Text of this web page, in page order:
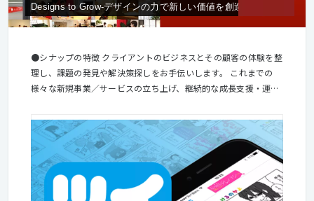
Designs to Grow-デザインの力で新しい価値を創造したい-
●シナップの特徴 クライアントのビジネスとその顧客の体験を整
理し、課題の発見や解決策探しをお手伝いします。 これまでの
様々な新規事業／サービスの立ち上げ、継続的な成長支援・運用
の強みです。 クライアントのプロジェクトだけではなく、自分た
ちの成長のため、社内プロジェクトも活発に行っています！
Webサービスやアプリケーションを成長させるためのナレッジを
収集・調査研究を行う「growth」に、先進的な技術研究を実際
に試行する「R&D」。そこで得た知見は、クライアントに提供す
るサービスに活かされています。 ●大事にしていること 私たち